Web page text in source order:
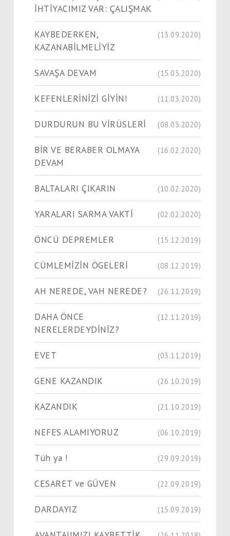
İHTİYACIMIZ VAR: ÇALIŞMAK
KAYBEDERKEN,
KAZANABİLMELİYİZ
(13.09.2020)
SAVAŞA DEVAM (15.03.2020)
KEFENLERİNİZİ GİYİN! (11.03.2020)
DURDURUN BU VİRÜSLERİ (08.03.2020)
BİR VE BERABER OLMAYA
DEVAM
(16.02.2020)
BALTALARI ÇIKARIN (10.02.2020)
YARALARI SARMA VAKTİ (02.02.2020)
ÖNCÜ DEPREMLER (15.12.2019)
CÜMLEMİZİN ÖGELERİ (08.12.2019)
AH NEREDE, VAH NEREDE? (26.11.2019)
DAHA ÖNCE
NERELERDEYDİNİZ?
(12.11.2019)
EVET (03.11.2019)
GENE KAZANDIK (26.10.2019)
KAZANDIK (21.10.2019)
NEFES ALAMIYORUZ (06.10.2019)
Tüh ya ! (29.09.2019)
CESARET ve GÜVEN (22.09.2019)
DARDAYIZ (15.09.2019)